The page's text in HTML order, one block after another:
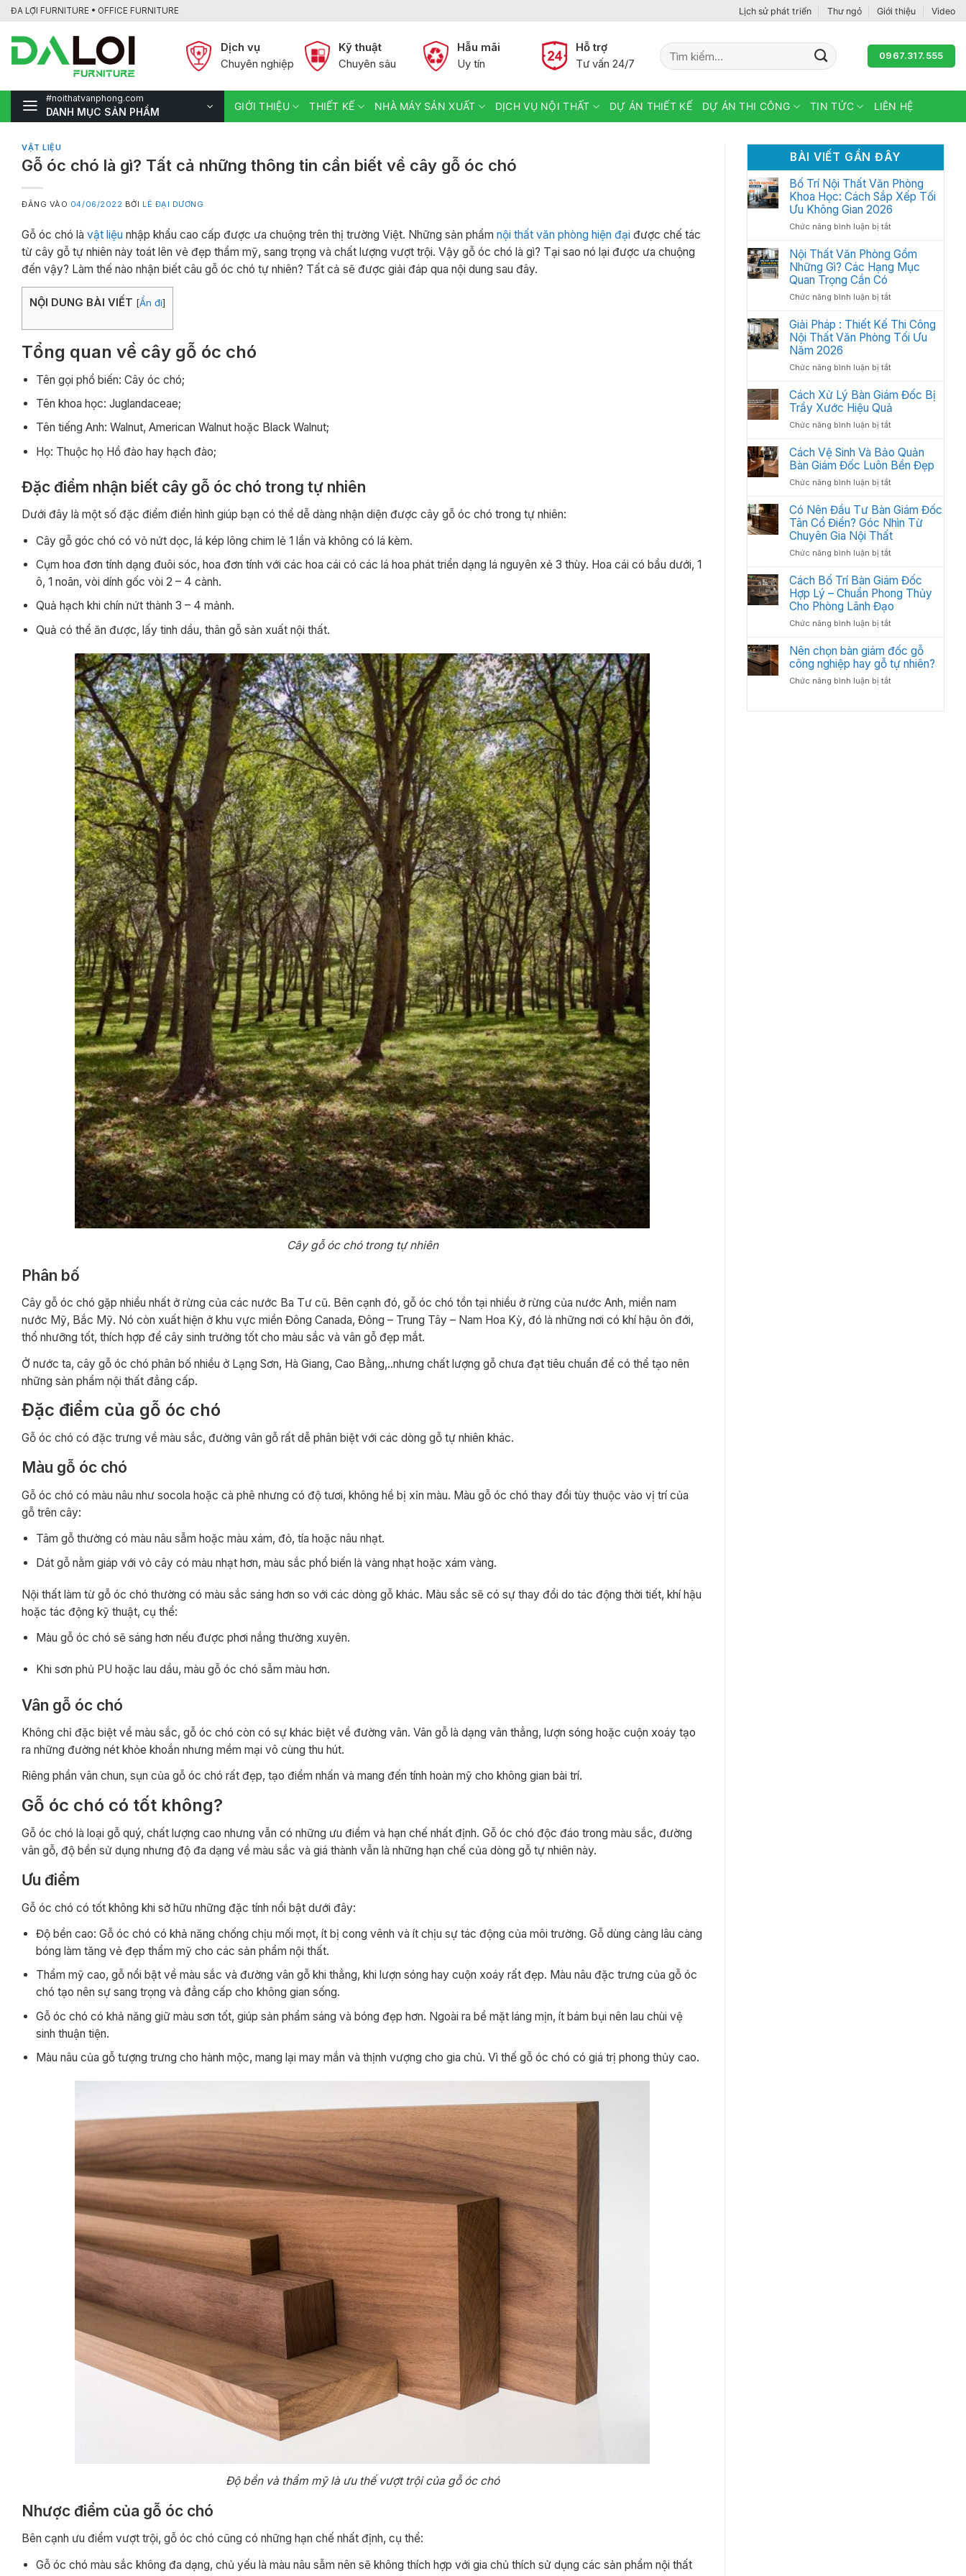
Bỏ
nội
dung
ĐA LỢI FURNITURE • OFFICE FURNITURE Lịch sử phát triển Thư ngỏ Giới thiệu Video
Dịch vụ
Chuyên nghiệp
Kỹ thuật
Chuyên sâu
Hẫu mãi
Uy tín
Hỗ trợ
Tư vấn 24/7
Tìm
kiếm:
0967.317.555
#noithatvanphong.com
DANH MỤC SẢN PHẨM GIỚI THIỆU THIẾT KẾ NHÀ MÁY SẢN XUẤT DỊCH VỤ NỘI THẤT DỰ ÁN THIẾT KẾ DỰ ÁN THI CÔNG TIN TỨC LIÊN HỆ
VẬT LIỆU
Gỗ óc chó là gì? Tất cả những thông tin cần biết về cây gỗ óc chó
ĐĂNG VÀO 04/06/2022 BỞI LÊ ĐẠI DƯƠNG
Gỗ óc chó là vật liệu nhập khẩu cao cấp được ưa chuộng trên thị trường Việt. Những sản phẩm nội thất văn phòng hiện đại được chế tác
từ cây gỗ tự nhiên này toát lên vẻ đẹp thẩm mỹ, sang trọng và chất lượng vượt trội. Vậy gỗ óc chó là gì? Tại sao nó lại được ưa chuộng
đến vậy? Làm thế nào nhận biết câu gỗ óc chó tự nhiên? Tất cả sẽ được giải đáp qua nội dung sau đây.
NỘI DUNG BÀI VIẾT [Ẩn đi]
Tổng quan về cây gỗ óc chó
Tên gọi phổ biến: Cây óc chó;
Tên khoa học: Juglandaceae;
Tên tiếng Anh: Walnut, American Walnut hoặc Black Walnut;
Họ: Thuộc họ Hồ đào hay hạch đào;
Đặc điểm nhận biết cây gỗ óc chó trong tự nhiên
Dưới đây là một số đặc điểm điển hình giúp bạn có thể dễ dàng nhận diện được cây gỗ óc chó trong tự nhiên:
Cây gỗ góc chó có vỏ nứt dọc, lá kép lông chim lẻ 1 lần và không có lá kèm.
Cụm hoa đơn tính dạng đuôi sóc, hoa đơn tính với các hoa cái có các lá hoa phát triển dạng lá nguyên xẻ 3 thùy. Hoa cái có bầu dưới, 1
ô, 1 noãn, vòi dính gốc vòi 2 – 4 cành.
Quả hạch khi chín nứt thành 3 – 4 mảnh.
Quả có thể ăn được, lấy tinh dầu, thân gỗ sản xuất nội thất.
Cây gỗ óc chó trong tự nhiên
Phân bố
Cây gỗ óc chó gặp nhiều nhất ở rừng của các nước Ba Tư cũ. Bên cạnh đó, gỗ óc chó tồn tại nhiều ở rừng của nước Anh, miền nam
nước Mỹ, Bắc Mỹ. Nó còn xuất hiện ở khu vực miền Đông Canada, Đông – Trung Tây – Nam Hoa Kỳ, đó là những nơi có khí hậu ôn đới,
thổ nhưỡng tốt, thích hợp để cây sinh trưởng tốt cho màu sắc và vân gỗ đẹp mắt.
Ở nước ta, cây gỗ óc chó phân bố nhiều ở Lạng Sơn, Hà Giang, Cao Bằng,..nhưng chất lượng gỗ chưa đạt tiêu chuẩn để có thể tạo nên
những sản phẩm nội thất đẳng cấp.
Đặc điểm của gỗ óc chó
Gỗ óc chó có đặc trưng về màu sắc, đường vân gỗ rất dễ phân biệt với các dòng gỗ tự nhiên khác.
Màu gỗ óc chó
Gỗ óc chó có màu nâu như socola hoặc cà phê nhưng có độ tươi, không hề bị xỉn màu. Màu gỗ óc chó thay đổi tùy thuộc vào vị trí của
gỗ trên cây:
Tâm gỗ thường có màu nâu sẫm hoặc màu xám, đỏ, tía hoặc nâu nhạt.
Dát gỗ nằm giáp với vỏ cây có màu nhạt hơn, màu sắc phổ biến là vàng nhạt hoặc xám vàng.
Nội thất làm từ gỗ óc chó thường có màu sắc sáng hơn so với các dòng gỗ khác. Màu sắc sẽ có sự thay đổi do tác động thời tiết, khí hậu
hoặc tác động kỹ thuật, cụ thể:
Màu gỗ óc chó sẽ sáng hơn nếu được phơi nắng thường xuyên.
Khi sơn phủ PU hoặc lau dầu, màu gỗ óc chó sẫm màu hơn.
Vân gỗ óc chó
Không chỉ đặc biệt về màu sắc, gỗ óc chó còn có sự khác biệt về đường vân. Vân gỗ là dạng vân thẳng, lượn sóng hoặc cuộn xoáy tạo
ra những đường nét khỏe khoắn nhưng mềm mại vô cùng thu hút.
Riêng phần vân chun, sụn của gỗ óc chó rất đẹp, tạo điểm nhấn và mang đến tính hoàn mỹ cho không gian bài trí.
Gỗ óc chó có tốt không?
Gỗ óc chó là loại gỗ quý, chất lượng cao nhưng vẫn có những ưu điểm và hạn chế nhất định. Gỗ óc chó độc đáo trong màu sắc, đường
vân gỗ, độ bền sử dụng nhưng độ đa dạng về màu sắc và giá thành vẫn là những hạn chế của dòng gỗ tự nhiên này.
Ưu điểm
Gỗ óc chó có tốt không khi sở hữu những đặc tính nổi bật dưới đây:
Độ bền cao: Gỗ óc chó có khả năng chống chịu mối mọt, ít bị cong vênh và ít chịu sự tác động của môi trường. Gỗ dùng càng lâu càng
bóng làm tăng vẻ đẹp thẩm mỹ cho các sản phẩm nội thất.
Thẩm mỹ cao, gỗ nổi bật về màu sắc và đường vân gỗ khi thẳng, khi lượn sóng hay cuộn xoáy rất đẹp. Màu nâu đặc trưng của gỗ óc
chó tạo nên sự sang trọng và đẳng cấp cho không gian sống.
Gỗ óc chó có khả năng giữ màu sơn tốt, giúp sản phẩm sáng và bóng đẹp hơn. Ngoài ra bề mặt láng mịn, ít bám bụi nên lau chùi vệ
sinh thuận tiện.
Màu nâu của gỗ tượng trưng cho hành mộc, mang lại may mắn và thịnh vượng cho gia chủ. Vì thế gỗ óc chó có giá trị phong thủy cao.
Độ bền và thẩm mỹ là ưu thế vượt trội của gỗ óc chó
Nhược điểm của gỗ óc chó
Bên cạnh ưu điểm vượt trội, gỗ óc chó cũng có những hạn chế nhất định, cụ thể:
Gỗ óc chó màu sắc không đa dạng, chủ yếu là màu nâu sẫm nên sẽ không thích hợp với gia chủ thích sử dụng các sản phẩm nội thất
BÀI VIẾT GẦN ĐÂY
Bố Trí Nội Thất Văn Phòng
Khoa Học: Cách Sắp Xếp Tối
Ưu Không Gian 2026
Chức năng bình luận bị tắtở
Trí
Nội
Thất
Phòng
Học:
Cách
Tối
Không
Gian
2026
Nội Thất Văn Phòng Gồm
Những Gì? Các Hạng Mục
Quan Trọng Cần Có
Chức năng bình luận bị tắtở
Thất
Văn
Phòng
Những
Các
Hạng
Quan
Cần
Có
Giải Pháp : Thiết Kế Thi Công
Nội Thất Văn Phòng Tối Ưu
Năm 2026
Chức năng bình luận bị tắtở
Pháp
Kế
Công
Nội
Tối
Ưu
Năm
2026
Cách Xử Lý Bàn Giám Đốc Bị
Trầy Xước Hiệu Quả
Chức năng bình luận bị tắtở
Xử
Lý
Bàn
Giám
Bị
Trầy
Xước
Quả
Cách Vệ Sinh Và Bảo Quản
Bàn Giám Đốc Luôn Bền Đẹp
Chức năng bình luận bị tắtở
Vệ
Sinh
Và
Bảo
Quản
Giám
Đốc
Luôn
Đẹp
Có Nên Đầu Tư Bàn Giám Đốc
Tân Cổ Điển? Góc Nhìn Từ
Chuyên Gia Nội Thất
Chức năng bình luận bị tắtở
Nên
Đầu
Tư
Bàn
Giám
Tân
Cổ
Góc
Từ
Cách Bố Trí Bàn Giám Đốc
Hợp Lý – Chuẩn Phong Thủy
Cho Phòng Lãnh Đạo
Chức năng bình luận bị tắtở
Bố
Trí
Bàn
Giám
Nên chọn bàn giám đốc gỗ
công nghiệp hay gỗ tự nhiên?
Chức năng bình luận bị tắtở